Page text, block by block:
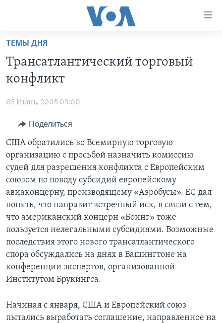
Перейти
основной
контент
Перейти
навигации
Перейти
поиск
ПРОГРАММЫ
НОВОСТИ ЗА МИНУТУ
ИТОГИ
ПОЧЕМУ ЭТО ВАЖНО?
ДИСКУССИЯ VOA
ДЕТАЛИ
НЬЮ-ЙОРК NEW YORK
АМЕРИКА. БОЛЬШОЕ ПУТЕШЕСТВИЕ
ПРОЕКТЫ
УЧИМ АНГЛИЙСКИЙ
НАША АМЕРИКАНСКАЯ ИСТОРИЯ
А КАК В АМЕРИКЕ?
АРТЕФАКТЫ
АМЕРИКАНСКИЕ ГОРОДКИ
ТЕСТЫ
ЭКСПЕРТИЗА
ИНТЕРВЬЮ
ФАКТЫ ПРОТИВ ФЕЙКОВ
ЗА СВОБОДУ ПРЕССЫ
УЧИМ АНГЛИЙСКИЙ
ВИДЕО
ПОДПИСКА НА НОВОСТИ
Learning English
СОЦИАЛЬНЫЕ СЕТИ
Языки
ТЕМЫ ДНЯ
Трансатлантический торговый
конфликт
05 Июнь, 2005 03:00
Поделиться
США обратились во Всемирную торговую
организацию с просьбой назначить комиссию
судей для разрешения конфликта с Европейским
союзом по поводу субсидий европейскому
авиаконцерну, производящему «Аэробусы». ЕС дал
понять, что направит встречный иск, в связи с тем,
что американский концерн «Боинг» тоже
пользуется нелегальными субсидиями. Возможные
последствия этого нового трансатлантического
спора обсуждались на днях в Вашингтоне на
конференции экспертов, организованной
Институтом Брукингса.
Начиная с января, США и Европейский союз
пытались выработать соглашение, направленное на